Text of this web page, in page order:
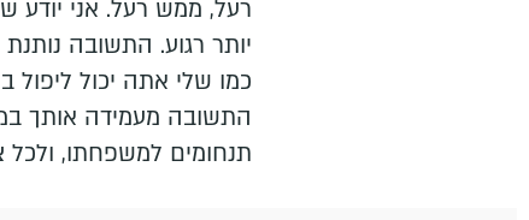
רעל, ממש רעל. אני יודע
יותר רגוע. התשובה נותנת
כמו שלי אתה יכול ליפול
התשובה מעמידה אותך
תנחומים למשפחתו, ולכל